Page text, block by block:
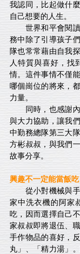
我認同，比起做什
自己想要的人生。
世界和平會閱讀
務中除了引導孩子
隊也常常藉由自我
人特質與喜好，找
情。這件事情不僅
哪個崗位的將來，
力量。
同時，也感謝內
與大力協助，讓我
中勤務總隊第三大
方彬叔叔，與我們
故事分享。
興趣不一定能當飯
從小對機械與手
家中洗衣機的阿家
吃，因而選擇自己
家叔叔即將退伍、
手作物品的喜好，
丸」、「精力湯」